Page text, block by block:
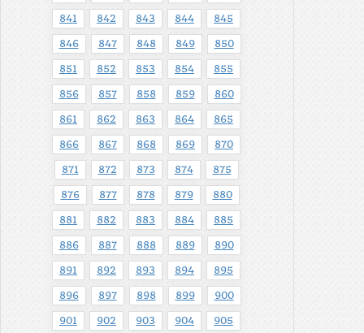
841 842 843 844 845
846 847 848 849 850
851 852 853 854 855
856 857 858 859 860
861 862 863 864 865
866 867 868 869 870
871 872 873 874 875
876 877 878 879 880
881 882 883 884 885
886 887 888 889 890
891 892 893 894 895
896 897 898 899 900
901 902 903 904 905